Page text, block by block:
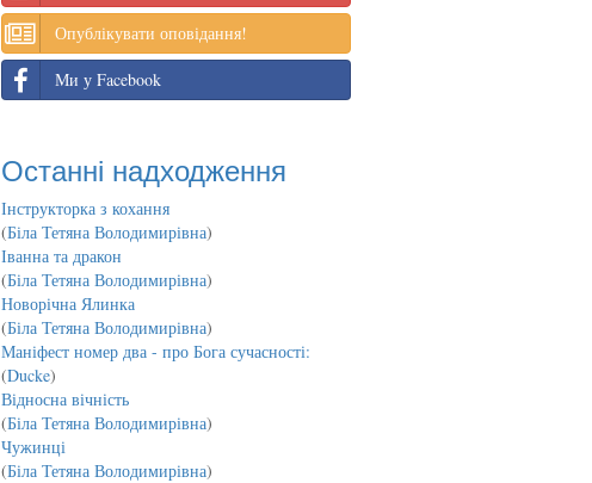
Опублікувати оповідання!
Ми у Facebook
Останні надходження
Інструкторка з кохання
(Біла Тетяна Володимирівна)
Іванна та дракон
(Біла Тетяна Володимирівна)
Новорічна Ялинка
(Біла Тетяна Володимирівна)
Маніфест номер два - про Бога сучасності:
(Ducke)
Відносна вічність
(Біла Тетяна Володимирівна)
Чужинці
(Біла Тетяна Володимирівна)